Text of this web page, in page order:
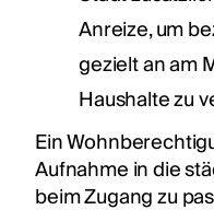
Anreize, um
gezielt an am
Haushalte zu
Ein
Aufnahme in die
beim Zugang zu